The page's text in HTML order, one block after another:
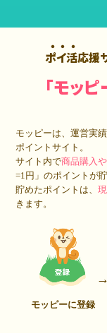
ポイ活応援
「モッピ
モッピーは、運営実
ポイントサイト。
サイト内で商品購入
=1円」のポイントが
貯めたポイントは、
きます。
モッピーに登録